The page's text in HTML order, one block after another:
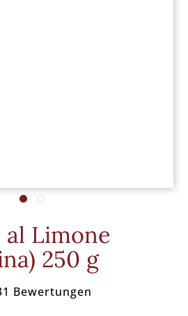
Limone
250 g
Bewertungen